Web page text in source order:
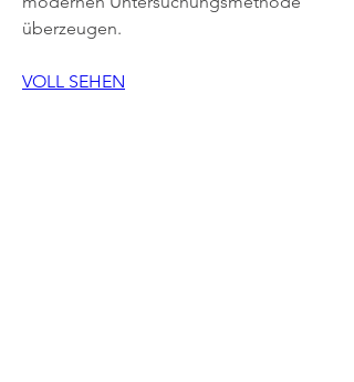
überzeugen.
VOLL SEHEN